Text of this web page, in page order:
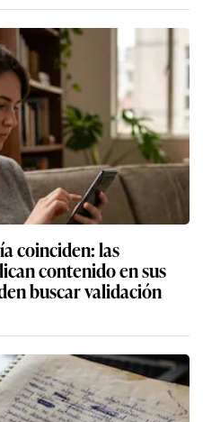
coinciden: las
contenido en sus
buscar validación